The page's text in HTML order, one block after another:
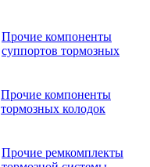
Прочие компоненты
суппортов тормозных
Прочие компоненты
тормозных колодок
Прочие ремкомплекты